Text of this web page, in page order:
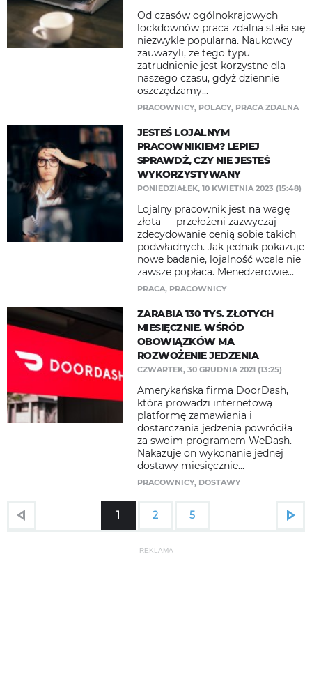
Od czasów ogólnokrajowych
lockdownów praca zdalna stała się
niezwykle popularna. Naukowcy
zauważyli, że tego typu
zatrudnienie jest korzystne dla
naszego czasu, gdyż dziennie
oszczędzamy...
PRACOWNICY, POLACY, PRACA ZDALNA
JESTEŚ LOJALNYM
PRACOWNIKIEM? LEPIEJ
SPRAWDŹ, CZY NIE JESTEŚ
WYKORZYSTYWANY
PONIEDZIAŁEK, 10 KWIETNIA 2023 (15:48)
Lojalny pracownik jest na wagę
złota — przełożeni zazwyczaj
zdecydowanie cenią sobie takich
podwładnych. Jak jednak pokazuje
nowe badanie, lojalność wcale nie
zawsze popłaca. Menedżerowie...
PRACA, PRACOWNICY
ZARABIA 130 TYS. ZŁOTYCH
MIESIĘCZNIE. WŚRÓD
OBOWIĄZKÓW MA
ROZWOŻENIE JEDZENIA
CZWARTEK, 30 GRUDNIA 2021 (13:25)
Amerykańska firma DoorDash,
która prowadzi internetową
platformę zamawiania i
dostarczania jedzenia powróciła
za swoim programem WeDash.
Nakazuje on wykonanie jednej
dostawy miesięcznie...
PRACOWNICY, DOSTAWY
1 2 5
REKLAMA